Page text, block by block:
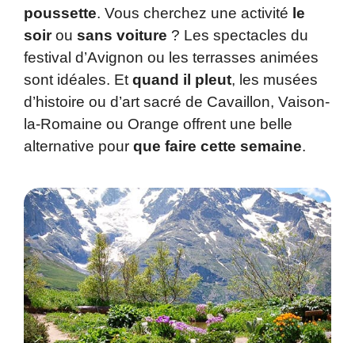
poussette. Vous cherchez une activité le
soirou sans voiture ? Les spectacles du
festival d’Avignon ou les terrasses animées
sont idéales. Et quand il pleut, les musées
d’histoire ou d’art sacré de Cavaillon, Vaison-
la-Romaine ou Orange offrent une belle
alternative pour que faire cette semaine.